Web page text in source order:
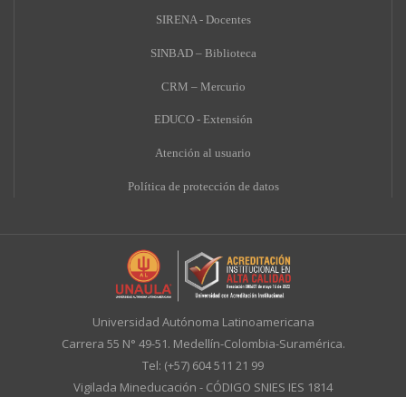
SIRENA - Docentes
SINBAD – Biblioteca
CRM – Mercurio
EDUCO - Extensión
Atención al usuario
Política de protección de datos
Universidad Autónoma Latinoamericana
Carrera 55 N° 49-51. Medellín-Colombia-Suramérica.
Tel: (+57) 604 511 21 99
Vigilada Mineducación - CÓDIGO SNIES IES 1814